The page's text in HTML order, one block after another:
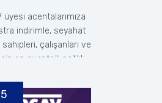
üyesi acentalarımıza
indirimle, seyahat
çalışanları ve
en avantajlı sağlık